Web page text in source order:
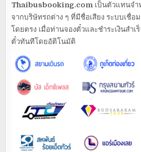
Thaibusbooking.com เป็นตัวแทนจ
จากบริษัทรถต่าง ๆ ที่มีชื่อเสียง ระบบเชื่อ
โดยตรง เมื่อท่านจองตั๋วและชำระเงินสำ
ตั๋วทันทีโดยอัติโนมัติ